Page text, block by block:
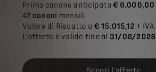
Primo canone anticipato€ 6.000,00
47 canoni mensili
Valore di Riscatto a€ 15.015,12 + IVA
L'offerta è valida fino al 31/08/2026